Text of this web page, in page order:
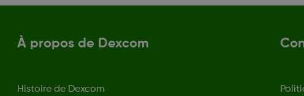
À propos de Dexcom
Histoire de Dexcom